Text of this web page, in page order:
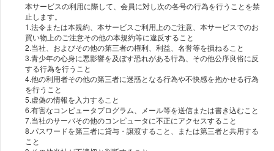
本サービスの利用に際して、会員に対し次の各号の行為を行うことを禁
止します。
1.法令または本規約、本サービスご利用上のご注意、本サービスでのお
買い物上のご注意その他の本規約等に違反すること
2.当社、およびその他の第三者の権利、利益、名誉等を損ねること
3.青少年の心身に悪影響を及ぼす恐れがある行為、その他公序良俗に反
する行為を行うこと
4.他の利用者その他の第三者に迷惑となる行為や不快感を抱かせる行為
を行うこと
5.虚偽の情報を入力すること
6.有害なコンピュータプログラム、メール等を送信または書き込むこと
7.当社のサーバその他のコンピュータに不正にアクセスすること
8.パスワードを第三者に貸与・譲渡すること、または第三者と共用する
こと